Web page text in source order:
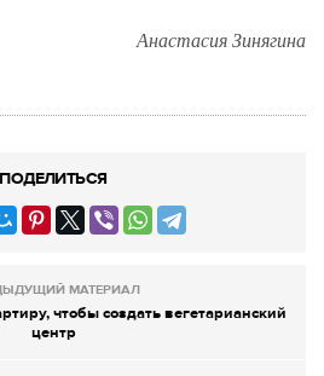
Анастасия Зинягина
ПОДЕЛИТЬСЯ
МАТЕРИАЛ
чтобы создать вегетарианский
центр